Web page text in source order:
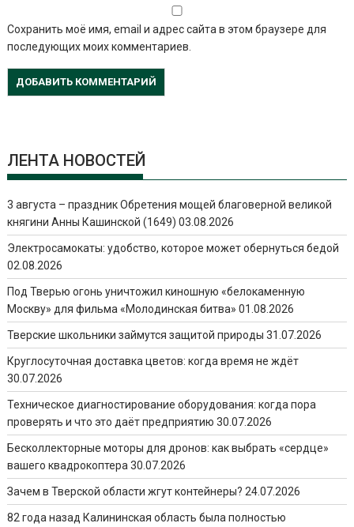
Сохранить моё имя, email и адрес сайта в этом браузере для
последующих моих комментариев.
ЛЕНТА НОВОСТЕЙ
3 августа – праздник Обретения мощей благоверной великой
княгини Анны Кашинской (1649) 03.08.2026
Электросамокаты: удобство, которое может обернуться бедой
02.08.2026
Под Тверью огонь уничтожил киношную «белокаменную
Москву» для фильма «Молодинская битва» 01.08.2026
Тверские школьники займутся защитой природы 31.07.2026
Круглосуточная доставка цветов: когда время не ждёт
30.07.2026
Техническое диагностирование оборудования: когда пора
проверять и что это даёт предприятию 30.07.2026
Бесколлекторные моторы для дронов: как выбрать «сердце»
вашего квадрокоптера 30.07.2026
Зачем в Тверской области жгут контейнеры? 24.07.2026
82 года назад Калининская область была полностью